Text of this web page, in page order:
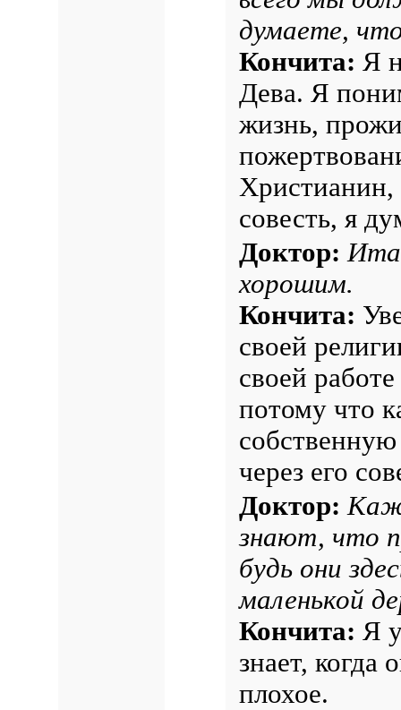
думаете,
Кончита: Я
Дева. Я
жизнь,
Христианин,
совесть, я
Доктор:
хорошим.
Кончита:
своей
своей
потому что
через его
Доктор:
знают, что
будь они
маленькой
Кончита: Я
знает, когда
плохое.